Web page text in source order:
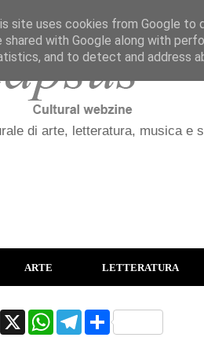
di arte, letteratura, musica e
ARTE LETTERATURA
X
W
T
S
h
site uses cookies from Google to
shared with Google along with
and to detect and address